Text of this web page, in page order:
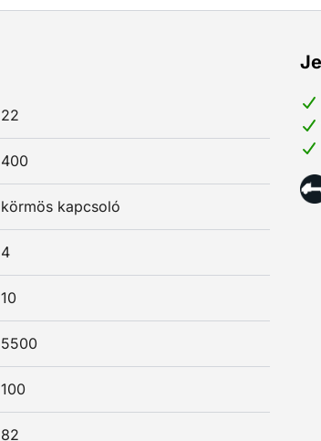
22
400
körmös kapcsoló
4
10
5500
100
82